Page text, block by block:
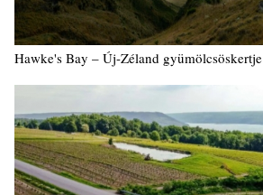
Hawke's Bay – Új-Zéland gyümölcsöskertje